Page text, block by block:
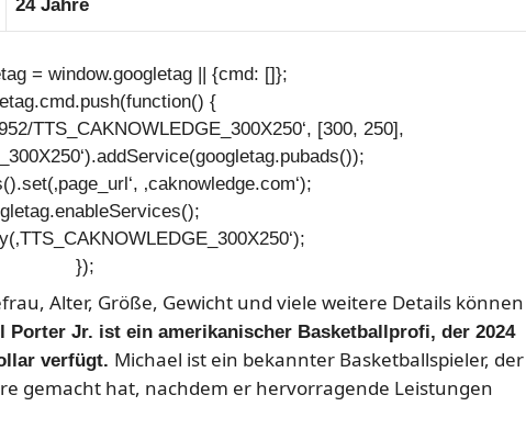
24 Jahre
= window.googletag || {cmd: []};
{
TTS_CAKNOWLEDGE_300X250‘, [300, 250],
‚caknowledge.com‘);
});
Alter, Größe, Gewicht und viele weitere Details können
Porter Jr. ist ein amerikanischer Basketballprofi, der 2024
verfügt. Michael ist ein bekannter Basketballspieler, der
gemacht hat, nachdem er hervorragende Leistungen